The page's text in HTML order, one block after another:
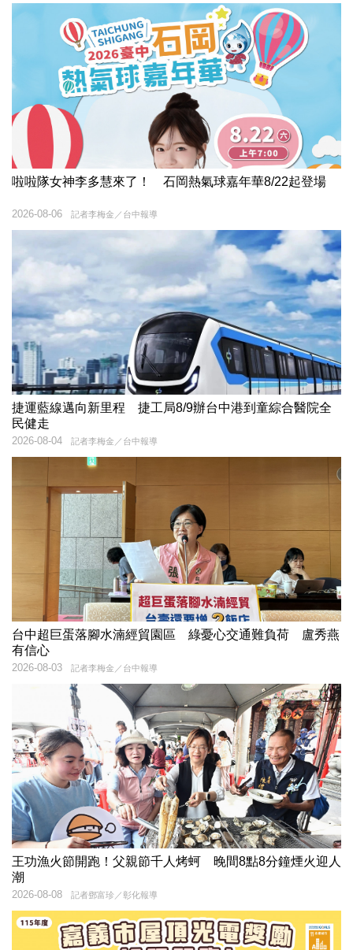
啦啦隊女神李多慧來了！ 石岡熱氣球嘉年華8/22起登場
記者李梅金／台中報導
2026-08-06
捷運藍線邁向新里程 捷工局8/9辦台中港到童綜合醫院全
民健走
記者李梅金／台中報導
2026-08-04
台中超巨蛋落腳水湳經貿園區 綠憂心交通難負荷 盧秀燕
有信心
記者李梅金／台中報導
2026-08-03
王功漁火節開跑！父親節千人烤蚵 晚間8點8分鐘煙火迎人
潮
記者鄧富珍／彰化報導
2026-08-08